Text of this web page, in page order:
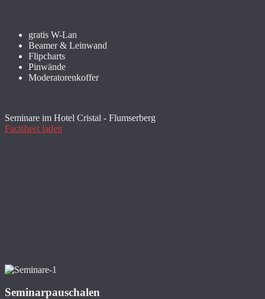
gratis W-Lan
Beamer & Leinwand
Flipcharts
Pinwände
Moderatorenkoffer
Seminare im Hotel Cristal - Flumserberg
Factsheet laden
Seminarpauschalen